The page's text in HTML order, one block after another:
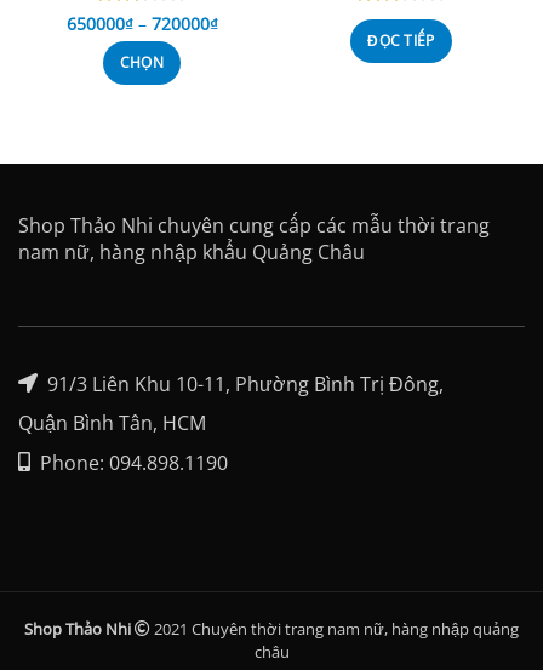
650000₫ – 720000₫
CHỌN
ĐỌC TIẾP
Shop Thảo Nhi chuyên cung cấp các mẫu thời trang
nam nữ, hàng nhập khẩu Quảng Châu
91/3 Liên Khu 10-11, Phường Bình Trị Đông,
Quận Bình Tân, HCM
Phone: 094.898.1190
Shop Thảo Nhi
2021 Chuyên thời trang nam nữ, hàng nhập quảng
châu